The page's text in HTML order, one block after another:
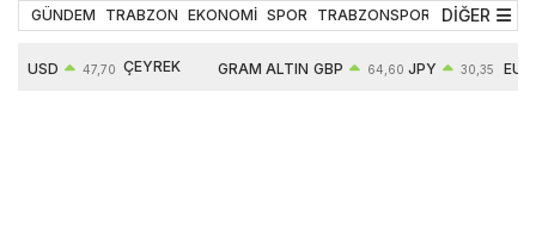
GÜNDEM TRABZON EKONOMİ SPOR TRABZONSPOR TEKNOLOJİ
DİĞER
USD 47,70 ÇEYREK GRAM ALTIN GBP 64,60 JPY 30,35 EUR